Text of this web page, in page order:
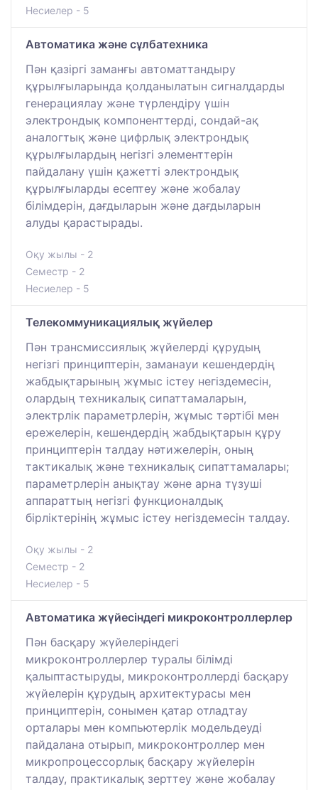
Несиелер - 5
Автоматика және сұлбатехника
Пән қазіргі заманғы автоматтандыру
құрылғыларында қолданылатын сигналдарды
генерациялау және түрлендіру үшін
электрондық компоненттерді, сондай-ақ
аналогтық және цифрлық электрондық
құрылғылардың негізгі элементтерін
пайдалану үшін қажетті электрондық
құрылғыларды есептеу және жобалау
білімдерін, дағдыларын және дағдыларын
алуды қарастырады.
Оқу жылы - 2
Семестр - 2
Несиелер - 5
Телекоммуникациялық жүйелер
Пән трансмиссиялық жүйелерді құрудың
негізгі принциптерін, заманауи кешендердің
жабдықтарының жұмыс істеу негіздемесін,
олардың техникалық сипаттамаларын,
электрлік параметрлерін, жұмыс тәртібі мен
ережелерін, кешендердің жабдықтарын құру
принциптерін талдау нәтижелерін, оның
тактикалық және техникалық сипаттамалары;
параметрлерін анықтау және арна түзуші
аппараттың негізгі функционалдық
бірліктерінің жұмыс істеу негіздемесін талдау.
Оқу жылы - 2
Семестр - 2
Несиелер - 5
Автоматика жүйесіндегі микроконтроллерлер
Пән басқару жүйелеріндегі
микроконтроллерлер туралы білімді
қалыптастыруды, микроконтроллерді басқару
жүйелерін құрудың архитектурасы мен
принциптерін, сонымен қатар отладтау
орталары мен компьютерлік модельдеуді
пайдалана отырып, микроконтроллер мен
микропроцессорлық басқару жүйелерін
талдау, практикалық зерттеу және жобалау